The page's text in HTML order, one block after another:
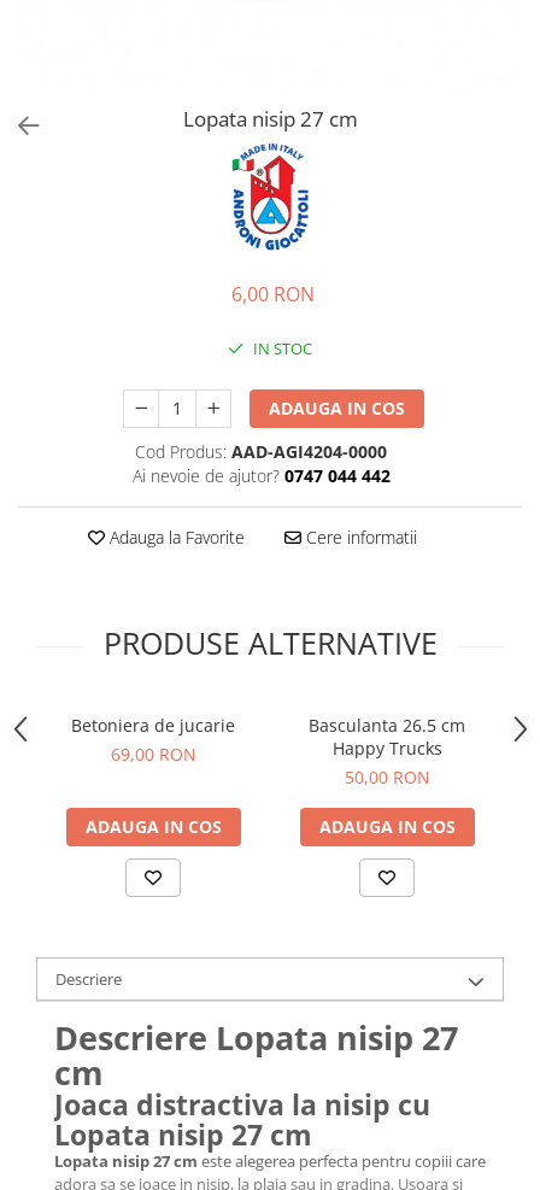
Jucarii electronice
Lopata nisip 27 cm
6,00 RON
IN STOC
ADAUGA IN COS
Cod Produs: AAD-AGI4204-0000
Ai nevoie de ajutor? 0747 044 442
Adauga la Favorite Cere informatii
PRODUSE ALTERNATIVE
Betoniera de jucarie
69,00 RON
ADAUGA IN COS
Basculanta 26.5 cm
Happy Trucks
50,00 RON
ADAUGA IN COS
Descriere
Descriere Lopata nisip 27
cm
Joaca distractiva la nisip cu
Lopata nisip 27 cm
Lopata nisip 27 cm este alegerea perfecta pentru copiii care
adora sa se joace in nisip, la plaja sau in gradina. Usoara si